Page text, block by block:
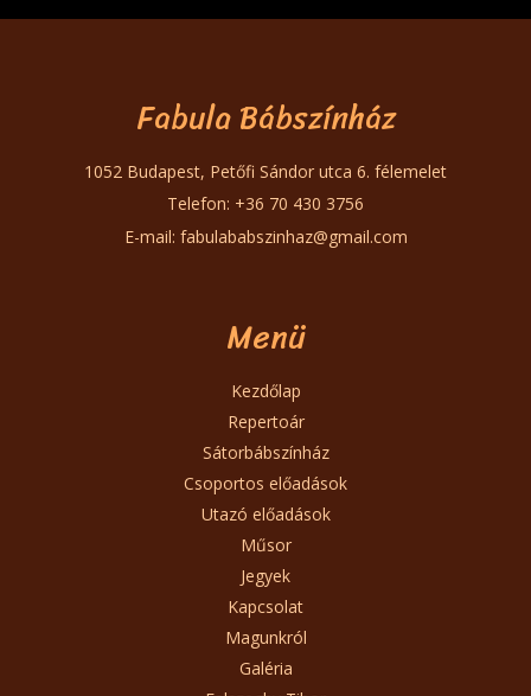
Fabula Bábszínház
1052 Budapest, Petőfi Sándor utca 6. félemelet
Telefon: +36 70 430 3756
E-mail: fabulababszinhaz@gmail.com
Menü
Kezdőlap
Repertoár
Sátorbábszínház
Csoportos előadások
Utazó előadások
Műsor
Jegyek
Kapcsolat
Magunkról
Galéria